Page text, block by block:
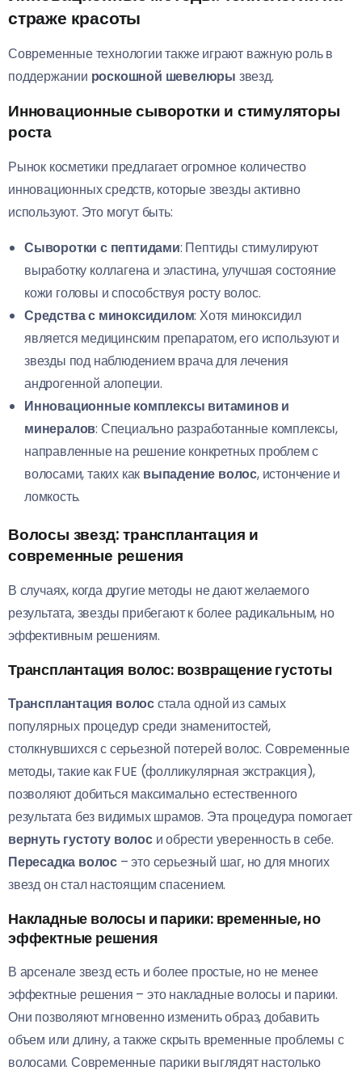
страже красоты
Современные технологии также играют важную роль в
поддержании роскошной шевелюры звезд.
Инновационные сыворотки и стимуляторы
роста
Рынок косметики предлагает огромное количество
инновационных средств, которые звезды активно
используют. Это могут быть:
Сыворотки с пептидами: Пептиды стимулируют
выработку коллагена и эластина, улучшая состояние
кожи головы и способствуя росту волос.
Средства с миноксидилом: Хотя миноксидил
является медицинским препаратом, его используют и
звезды под наблюдением врача для лечения
андрогенной алопеции.
Инновационные комплексы витаминов и
минералов: Специально разработанные комплексы,
направленные на решение конкретных проблем с
волосами, таких как выпадение волос, истончение и
ломкость.
Волосы звезд: трансплантация и
современные решения
В случаях, когда другие методы не дают желаемого
результата, звезды прибегают к более радикальным, но
эффективным решениям.
Трансплантация волос: возвращение густоты
Трансплантация волосстала одной из самых
популярных процедур среди знаменитостей,
столкнувшихся с серьезной потерей волос. Современные
методы, такие как FUE (фолликулярная экстракция),
позволяют добиться максимально естественного
результата без видимых шрамов. Эта процедура помогает
вернуть густоту волоси обрести уверенность в себе.
Пересадка волос – это серьезный шаг, но для многих
звезд он стал настоящим спасением.
Накладные волосы и парики: временные, но
эффектные решения
В арсенале звезд есть и более простые, но не менее
эффектные решения – это накладные волосы и парики.
Они позволяют мгновенно изменить образ, добавить
объем или длину, а также скрыть временные проблемы с
волосами. Современные парики выглядят настолько